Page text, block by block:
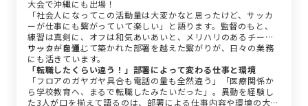
大会で沖縄にも出場！
「社会人になってこの活動量は大変かなと思ったけど、サッカ
ーが仕事にも繋がっていて楽しい」と語ります。監督のもと、
練習は真剣に、オフは和気あいあいと、メリハリのあるチーム
ワークが自慢。
サッカーを通じて築かれた部署を越えた繋がりが、日々の業務
にも活きています。
「転職したくらい違う！」部署によって変わる仕事と環境
「フロアのガヤガヤ具合も電話の量も全然違う」「医療関係か
ら学校教育へ、まるで転職したみたいだった」。異動を経験し
た3人が口を揃えて語るのは、部署による仕事内容や環境の大き